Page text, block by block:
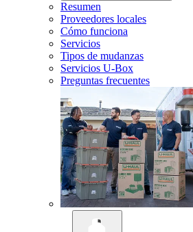
Resumen
Proveedores locales
Cómo funciona
Servicios
Tipos de mudanzas
Servicios U-Box
Preguntas frecuentes